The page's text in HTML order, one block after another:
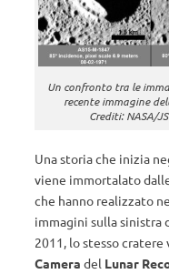
Un confronto tra le
recente immagine
Crediti: NASA/
Una storia che inizia
viene immortalato
che hanno realizzato
immagini sulla sinistra
2011, lo stesso
Camera del Lunar